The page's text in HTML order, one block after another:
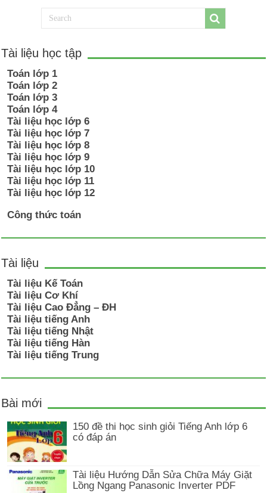
Tài liệu học tập
Toán lớp 1
Toán lớp 2
Toán lớp 3
Toán lớp 4
Tài liệu học lớp 6
Tài liệu học lớp 7
Tài liệu học lớp 8
Tài liệu học lớp 9
Tài liệu học lớp 10
Tài liệu học lớp 11
Tài liệu học lớp 12
Công thức toán
Tài liệu
Tài liệu Kế Toán
Tài liệu Cơ Khí
Tài liệu Cao Đẳng – ĐH
Tài liệu tiếng Anh
Tài liệu tiếng Nhật
Tài liệu tiếng Hàn
Tài liệu tiếng Trung
Bài mới
150 đề thi học sinh giỏi Tiếng Anh lớp 6
có đáp án
Tài liệu Hướng Dẫn Sửa Chữa Máy Giặt
Lồng Ngang Panasonic Inverter PDF